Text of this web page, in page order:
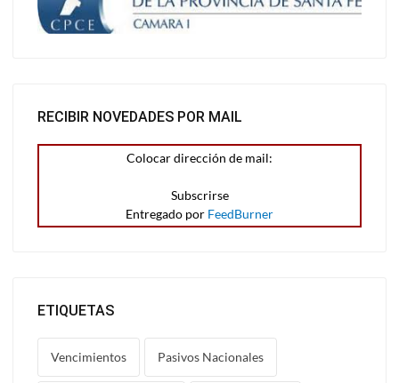
RECIBIR NOVEDADES POR MAIL
Colocar dirección de mail:
Entregado por FeedBurner
ETIQUETAS
Vencimientos Pasivos Nacionales